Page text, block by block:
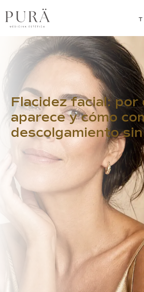
Flacidez facial: por
aparece y cómo
descolgamiento